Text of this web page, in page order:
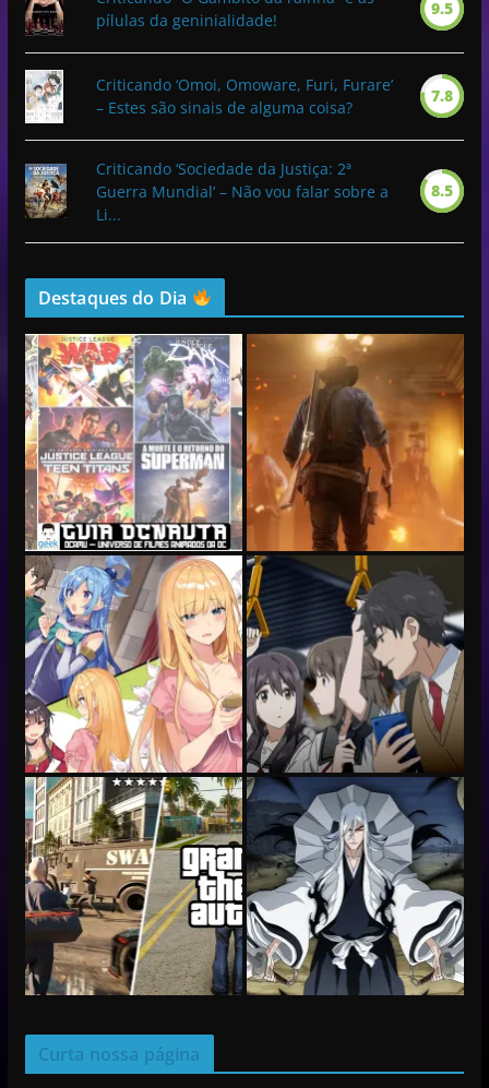
pílulas da geninialidade!
9.5
Criticando ‘Omoi, Omoware, Furi, Furare’
– Estes são sinais de alguma coisa?
7.8
Criticando ‘Sociedade da Justiça: 2ª
Guerra Mundial’ – Não vou falar sobre a
Li...
8.5
Destaques do Dia
Curta nossa página